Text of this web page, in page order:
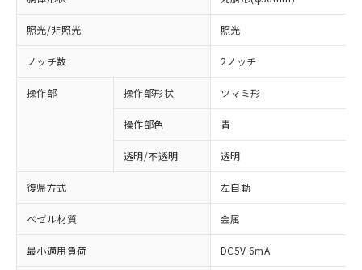
照光/非照光 照光
ノッチ数 2ノッチ
操作部 操作部形状 ツマミ形
操作部色 青
透明/不透明 透明
復帰方式 左自動
ベゼル材質 金属
最小適用負荷 DC5V 6mA